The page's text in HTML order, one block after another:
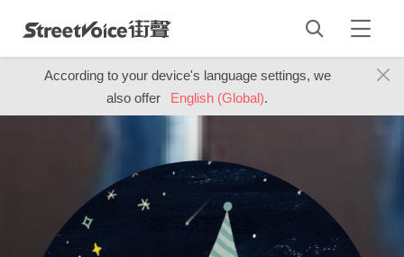
According to your device's language settings, we
also offer
English (Global).